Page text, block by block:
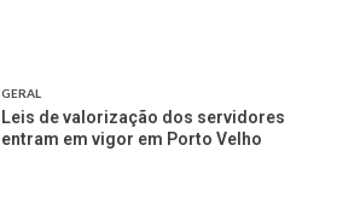
GERAL
Leis de valorização dos servidores
entram em vigor em Porto Velho